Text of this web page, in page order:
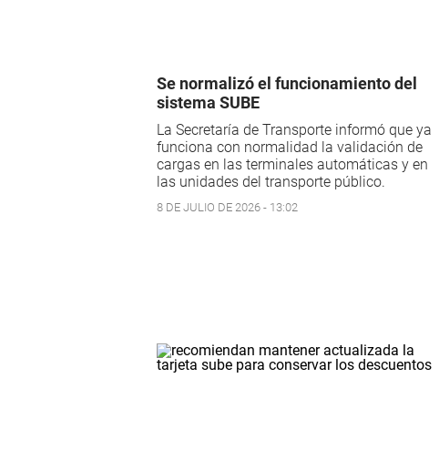
Se normalizó el funcionamiento del
sistema SUBE
La Secretaría de Transporte informó que ya
funciona con normalidad la validación de
cargas en las terminales automáticas y en
las unidades del transporte público.
8 DE JULIO DE 2026 - 13:02